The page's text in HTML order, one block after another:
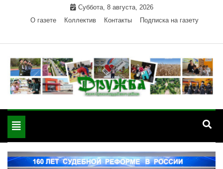
Суббота, 8 августа, 2026
О газете
Коллектив Контакты Подписка на газету
"Дружба" — газета
района РА
Красногвардейского района Республики Адыгея
Toggle
navigation